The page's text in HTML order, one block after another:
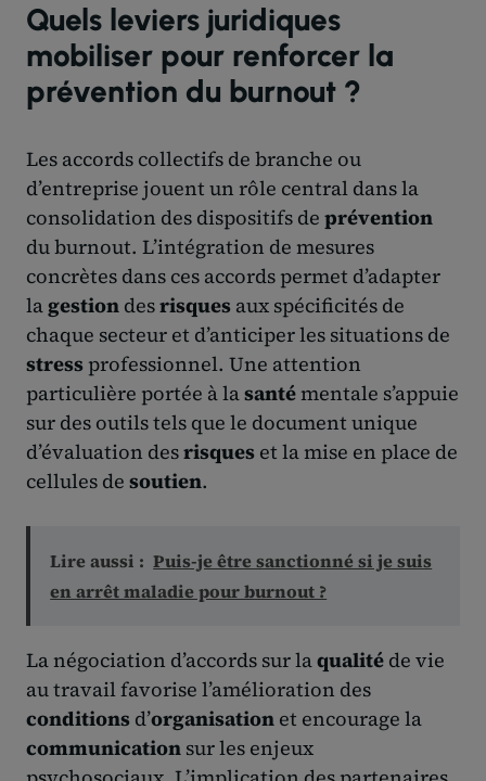
Quels leviers juridiques
mobiliser pour renforcer la
prévention du burnout ?
Les accords collectifs de branche ou
d’entreprise jouent un rôle central dans la
consolidation des dispositifs de prévention
du burnout. L’intégration de mesures
concrètes dans ces accords permet d’adapter
lagestion desrisques aux spécificités de
chaque secteur et d’anticiper les situations de
stress professionnel. Une attention
particulière portée à lasantémentale s’appuie
sur des outils tels que le document unique
d’évaluation desrisques et la mise en place de
cellules de soutien.
Lire aussi : Puis-je être sanctionné si je suis
en arrêt maladie pour burnout ?
La négociation d’accords sur laqualité de vie
au travail favorise l’amélioration des
conditions d’organisation et encourage la
communication sur les enjeux